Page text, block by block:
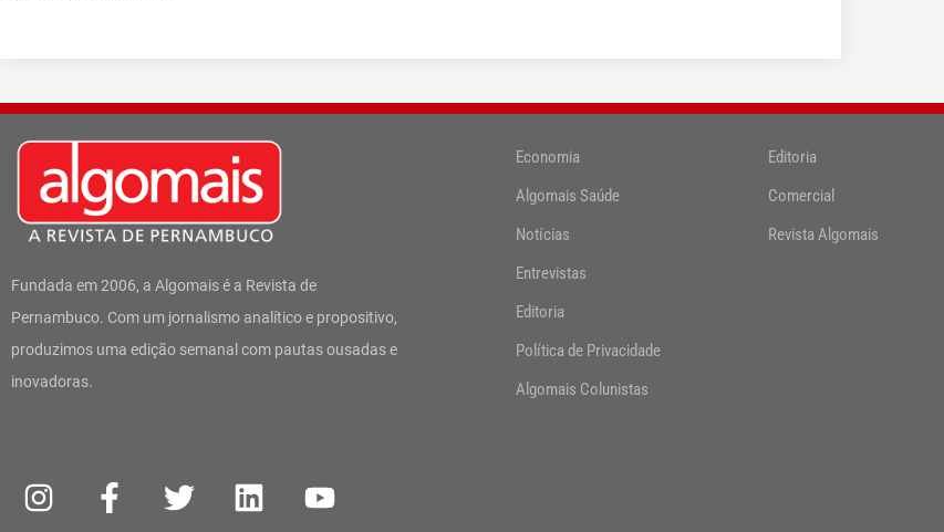
Fundada em 2006, a Algomais é a Revista de
Pernambuco. Com um jornalismo analítico e propositivo,
produzimos uma edição semanal com pautas ousadas e
inovadoras.
n
s
a
c
w
i
n
o
h
a
Economia
Algomais Saúde
Notícias
Entrevistas
Editoria
Política de Privacidade
Algomais Colunistas
Editoria
Comercial
Revista Algomais